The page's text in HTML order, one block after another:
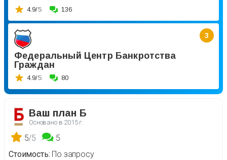
4.9/5 136
3
Федеральный Центр Банкротства
Граждан
4.9/5 80
Ваш план Б
Основано в 2015 г.
5/5
5
Стоимость По запросу